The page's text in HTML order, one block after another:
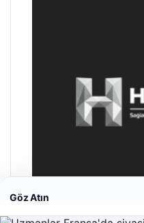
Göz Atın